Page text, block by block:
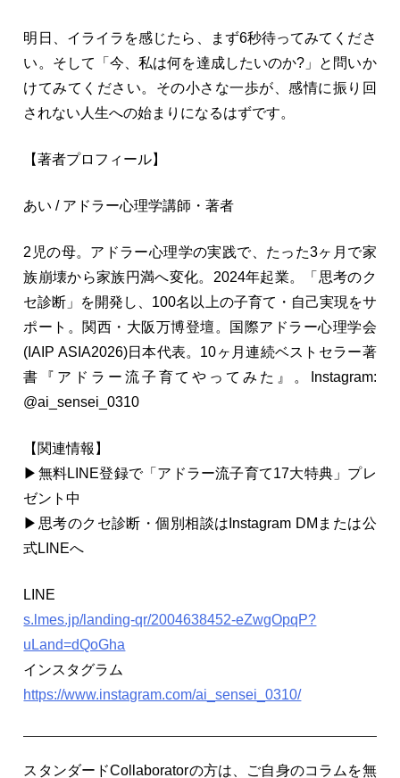
明日、イライラを感じたら、まず6秒待ってみてくださ
い。そして「今、私は何を達成したいのか?」と問いか
けてみてください。その小さな一歩が、感情に振り回
されない人生への始まりになるはずです。
【著者プロフィール】
あい / アドラー心理学講師・著者
2児の母。アドラー心理学の実践で、たった3ヶ月で家
族崩壊から家族円満へ変化。2024年起業。「思考のク
セ診断」を開発し、100名以上の子育て・自己実現をサ
ポート。関西・大阪万博登壇。国際アドラー心理学会
(IAIP ASIA2026)日本代表。10ヶ月連続ベストセラー著
書『アドラー流子育てやってみた』。Instagram:
@ai_sensei_0310
【関連情報】
▶無料LINE登録で「アドラー流子育て17大特典」プレ
ゼント中
▶思考のクセ診断・個別相談はInstagram DMまたは公
式LINEへ
LINE
s.lmes.jp/landing-qr/2004638452-eZwgOpqP?
uLand=dQoGha
インスタグラム
https://www.instagram.com/ai_sensei_0310/
スタンダードCollaboratorの方は、ご自身のコラムを無